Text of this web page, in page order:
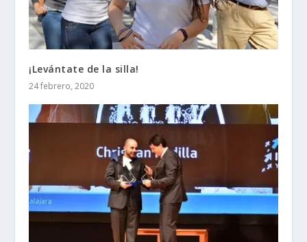
¡Levántate de la silla!
24 febrero, 2020